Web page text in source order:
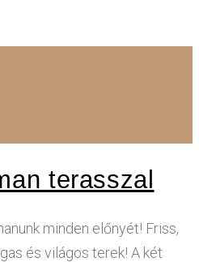
terasszal
minden előnyét! Friss,
és világos terek! A két